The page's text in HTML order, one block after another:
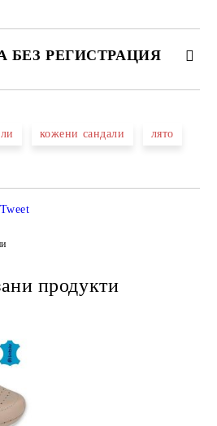
БЕЗ РЕГИСТРАЦИЯ
рамките на работния ден.
кожени сандали лято
Tweet
продукти